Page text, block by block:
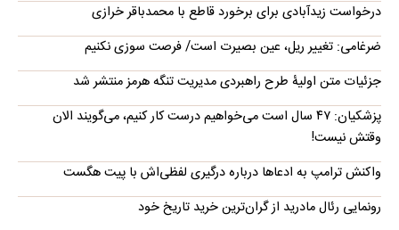
درخواست زیدآبادی برای برخورد قاطع با محمدباقر خرازی
ضرغامی: تغییر ریل، عین بصیرت است/ فرصت سوزی نکنیم
جزئیات متن اولیۀ طرح راهبردی مدیریت تنگه هرمز منتشر شد
پزشکیان: ۴۷ سال است می‌خواهیم درست کار کنیم، می‌گویند الان
وقتش نیست!
واکنش ترامپ به ادعاها درباره درگیری لفظی‌اش با پیت هگست
رونمایی رئال مادرید از گران‌ترین خرید تاریخ خود